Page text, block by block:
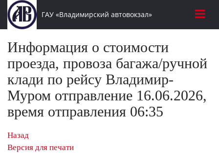
ГАУ «Владимирский автовокзал»
Информация о стоимости
проезда, провоза багажа/ручной
клади по рейсу Владимир-
Муром отправление 16.06.2026,
время отправления 06:35
Назад
Версия для печати